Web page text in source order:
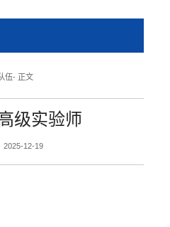
伍- 正文
级实验师
2025-12-19